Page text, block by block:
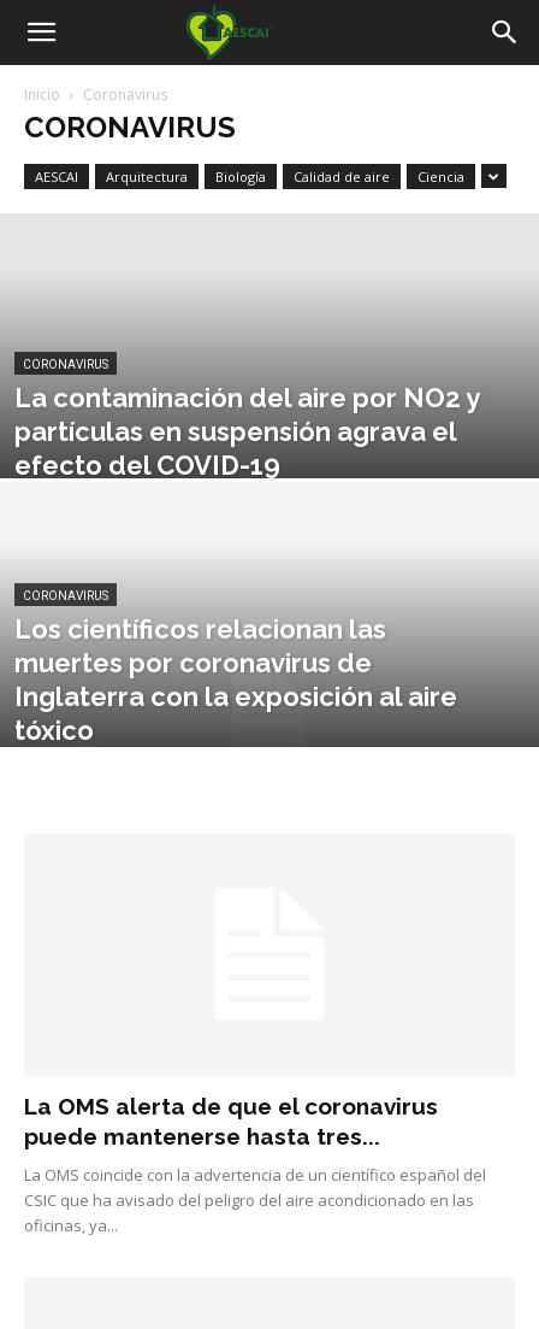
Aescai
Inicio Coronavirus
CORONAVIRUS
AESCAI Arquitectura Biología Calidad de aire Ciencia
CORONAVIRUS
La contaminación del aire por NO2 y
partículas en suspensión agrava el
efecto del COVID-19
CORONAVIRUS
Los científicos relacionan las
muertes por coronavirus de
Inglaterra con la exposición al aire
tóxico
La OMS alerta de que el coronavirus
puede mantenerse hasta tres...
La OMS coincide con la advertencia de un científico español del
CSIC que ha avisado del peligro del aire acondicionado en las
oficinas, ya...